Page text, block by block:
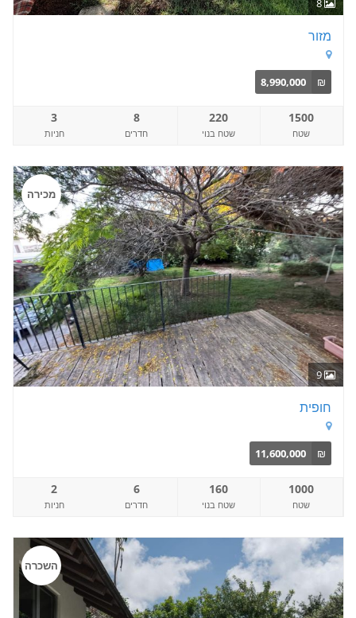
8
מזור
₪
8,990,000
1500
שטח
220
שטח בנוי
8
חדרים
3
חניות
9
מכירה
חופית
₪
11,600,000
1000
שטח
160
שטח בנוי
6
חדרים
2
חניות
השכרה